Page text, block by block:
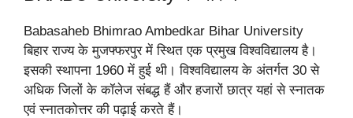
Babasaheb Bhimrao Ambedkar Bihar University
बिहार राज्य के मुजफ्फरपुर में स्थित एक प्रमुख विश्वविद्यालय है।
इसकी स्थापना 1960 में हुई थी। विश्वविद्यालय के अंतर्गत 30 से
अधिक जिलों के कॉलेज संबद्ध हैं और हजारों छात्र यहां से स्नातक
एवं स्नातकोत्तर की पढ़ाई करते हैं।